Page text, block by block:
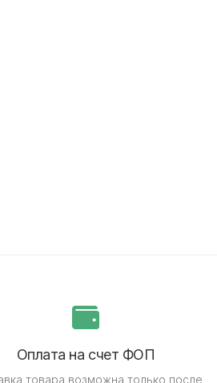
Оплата на счет ФОП
товара возможна только после